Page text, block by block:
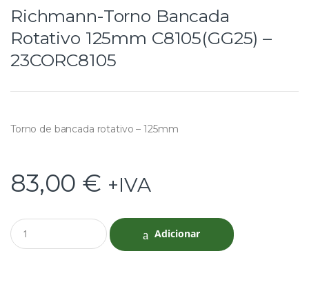
Richmann-Torno Bancada
Rotativo 125mm C8105(GG25) –
23CORC8105
Torno de bancada rotativo – 125mm
83,00 € +IVA
Q
u
Adicionar